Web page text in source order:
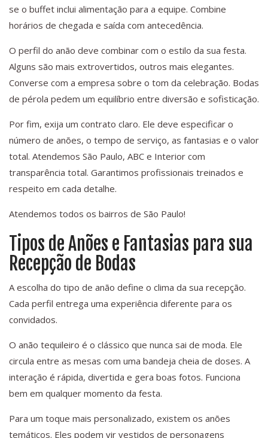
se o buffet inclui alimentação para a equipe. Combine
horários de chegada e saída com antecedência.
O perfil do anão deve combinar com o estilo da sua festa.
Alguns são mais extrovertidos, outros mais elegantes.
Converse com a empresa sobre o tom da celebração. Bodas
de pérola pedem um equilíbrio entre diversão e sofisticação.
Por fim, exija um contrato claro. Ele deve especificar o
número de anões, o tempo de serviço, as fantasias e o valor
total. Atendemos São Paulo, ABC e Interior com
transparência total. Garantimos profissionais treinados e
respeito em cada detalhe.
Atendemos todos os bairros de São Paulo!
Tipos de Anões e Fantasias para sua
Recepção de Bodas
A escolha do tipo de anão define o clima da sua recepção.
Cada perfil entrega uma experiência diferente para os
convidados.
O anão tequileiro é o clássico que nunca sai de moda. Ele
circula entre as mesas com uma bandeja cheia de doses. A
interação é rápida, divertida e gera boas fotos. Funciona
bem em qualquer momento da festa.
Para um toque mais personalizado, existem os anões
temáticos. Eles podem vir vestidos de personagens